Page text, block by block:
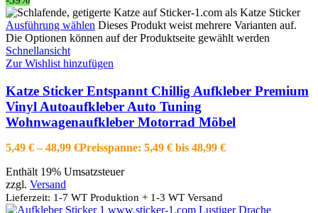
Ausführung wählen Dieses Produkt weist mehrere Varianten auf.
Die Optionen können auf der Produktseite gewählt werden
Schnellansicht
Zur Wishlist hinzufügen
Katze Sticker Entspannt Chillig Aufkleber Premium
Vinyl Autoaufkleber Auto Tuning
Wohnwagenaufkleber Motorrad Möbel
5,49 € –48,99 €Preisspanne: 5,49 € bis 48,99 €
Enthält 19% Umsatzsteuer
zzgl. Versand
Lieferzeit: 1-7 WT Produktion + 1-3 WT Versand